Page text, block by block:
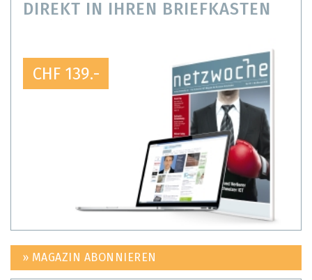
DIREKT IN IHREN BRIEFKASTEN
CHF 139.-
» MAGAZIN ABONNIEREN